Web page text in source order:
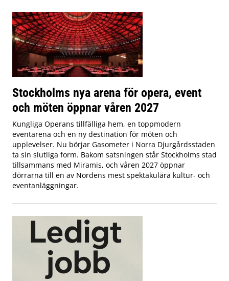
Stockholms nya arena för opera, event
och möten öppnar våren 2027
Kungliga Operans tillfälliga hem, en toppmodern
eventarena och en ny destination för möten och
upplevelser. Nu börjar Gasometer i Norra Djurgårdsstaden
ta sin slutliga form. Bakom satsningen står Stockholms stad
tillsammans med Miramis, och våren 2027 öppnar
dörrarna till en av Nordens mest spektakulära kultur- och
eventanläggningar.